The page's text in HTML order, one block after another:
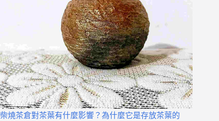
柴燒茶倉對茶葉有什麼影響？為什麼它是存放茶葉的